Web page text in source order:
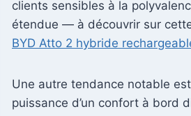
clients sensibles à la
étendue — à découvrir sur
BYD Atto 2 hybride
Une autre tendance notable
puissance d’un confort à bord